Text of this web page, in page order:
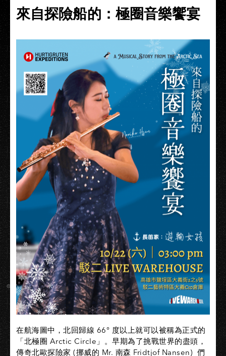
來自探險船的：極圈音樂饗宴
在航海圖中，北回歸線 66° 度以上就可以被稱為正式的
「北極圈 Arctic Circle」。早期為了挑戰世界的盡頭，
傳奇北歐探險家 (挪威的 Mr. 南森 Fridtjof Nansen) 們